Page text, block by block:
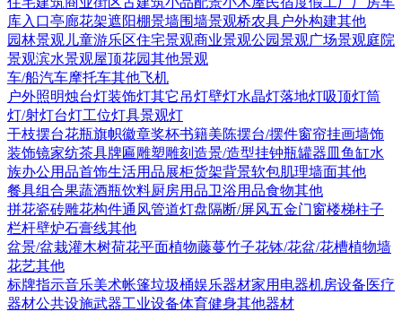
库入口亭廊花架遮阳棚景墙围墙景观桥农具户外构建其他
园林景观 儿童游乐区住宅景观商业景观公园景观广场景观庭院
景观滨水景观屋顶花园其他景观
车/船汽车摩托车其他飞机
户外照明烛台灯装饰灯其它 吊灯壁灯水晶灯落地灯吸顶灯筒
灯/射灯台灯工位灯具景观灯
干枝摆台花瓶旗帜徽章奖杯书籍美陈摆台/摆件窗帘挂画墙饰
装饰镜家纺茶具牌匾雕塑雕刻 造景/造型挂钟瓶罐器皿 鱼缸水
族办公用品首饰生活用品展柜货架背景软包肌理墙面其他
餐具组合果蔬酒瓶饮料厨房用品卫浴用品食物其他
拼花瓷砖雕花构件通风管道灯盘隔断/屏风五金门窗楼梯柱子
栏杆壁炉石膏线其他
盆景/盆栽灌木树荷花平面植物藤蔓竹子花钵/花盆/花槽植物墙
花艺其他
标牌指示音乐美术帐篷垃圾桶娱乐器材家用电器机房设备医疗
器材公共设施武器工业设备体育健身其他器材